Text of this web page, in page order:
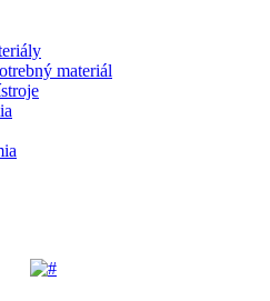
materiál